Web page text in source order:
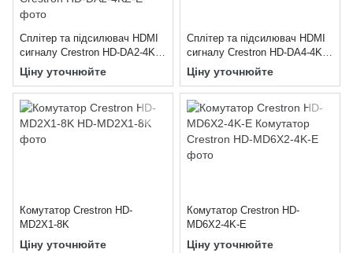
Сплітер та підсилювач HDMI
сигналу Crestron HD-DA2-4KZ-
E
Ціну уточнюйте
Сплітер та підсилювач HDMI
сигналу Crestron HD-DA4-4KZ-
E
Ціну уточнюйте
Комутатор Crestron HD-
MD2X1-8K
Ціну уточнюйте
Комутатор Crestron HD-
MD6X2-4K-E
Ціну уточнюйте